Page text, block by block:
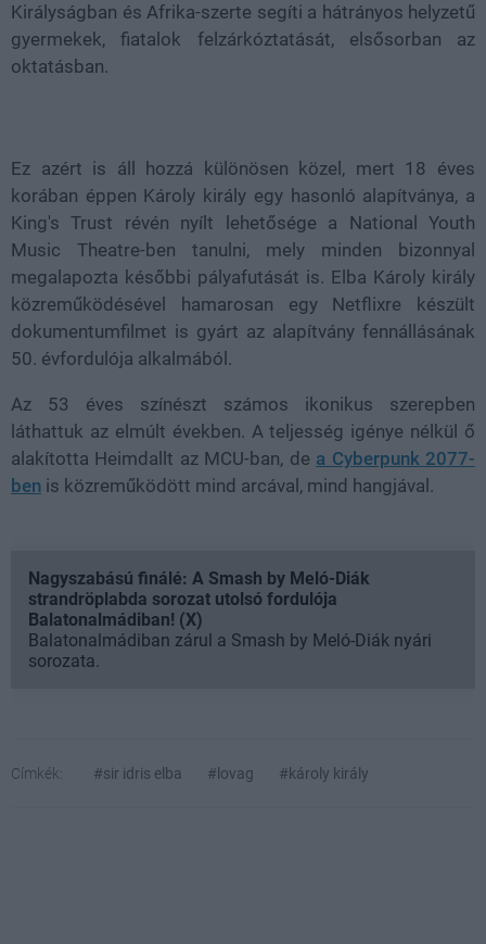
Királyságban és Afrika-szerte segíti a hátrányos helyzetű
gyermekek, fiatalok felzárkóztatását, elsősorban az
oktatásban.
Ez azért is áll hozzá különösen közel, mert 18 éves
korában éppen Károly király egy hasonló alapítványa, a
King's Trust révén nyílt lehetősége a National Youth
Music Theatre-ben tanulni, mely minden bizonnyal
megalapozta későbbi pályafutását is. Elba Károly király
közreműködésével hamarosan egy Netflixre készült
dokumentumfilmet is gyárt az alapítvány fennállásának
50. évfordulója alkalmából.
Az 53 éves színészt számos ikonikus szerepben
láthattuk az elmúlt években. A teljesség igénye nélkül ő
alakította Heimdallt az MCU-ban, de a Cyberpunk 2077-
ben is közreműködött mind arcával, mind hangjával.
Nagyszabású finálé: A Smash by Meló-Diák
strandröplabda sorozat utolsó fordulója
Balatonalmádiban! (X)
Balatonalmádiban zárul a Smash by Meló-Diák nyári
sorozata.
Címkék: #sir idris elba #lovag #károly király